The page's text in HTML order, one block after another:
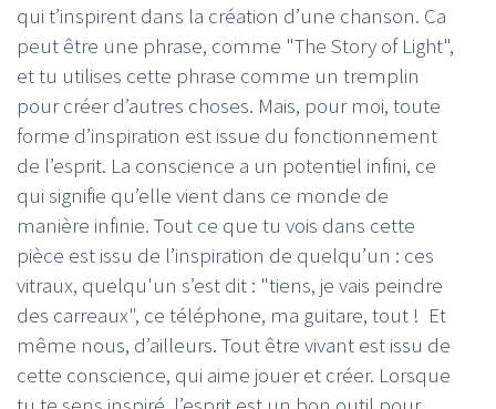
qui t’inspirent dans la création d’une chanson. Ca
peut être une phrase, comme "The Story of Light",
et tu utilises cette phrase comme un tremplin
pour créer d’autres choses. Mais, pour moi, toute
forme d’inspiration est issue du fonctionnement
de l’esprit. La conscience a un potentiel infini, ce
qui signifie qu’elle vient dans ce monde de
manière infinie. Tout ce que tu vois dans cette
pièce est issu de l’inspiration de quelqu’un : ces
vitraux, quelqu'un s’est dit : "tiens, je vais peindre
des carreaux", ce téléphone, ma guitare, tout ! Et
même nous, d’ailleurs. Tout être vivant est issu de
cette conscience, qui aime jouer et créer. Lorsque